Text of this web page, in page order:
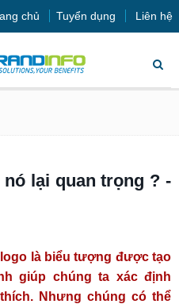
chủ Tuyển dụng Liên hệ
lại quan trọng ? -
là biểu tượng được tạo
giúp chúng ta xác định
Nhưng chúng có thể